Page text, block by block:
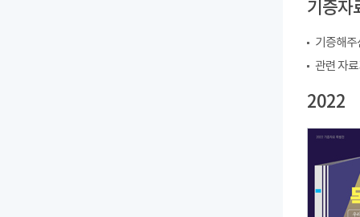
기증자
기증해주
관련 자
2022